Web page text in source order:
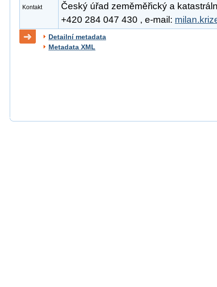
Kontakt
Český úřad zeměměřický a
+420 284 047 430 , e-mail:
Detailní metadata
Metadata XML